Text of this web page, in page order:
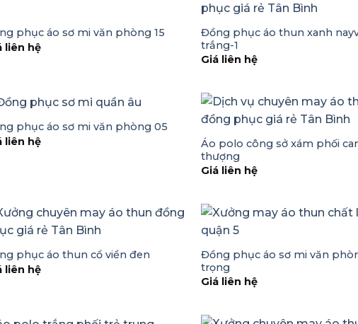
phục áo sơ mi văn phòng 15
liên hệ
Đồng phục áo thun xanh
trắng-1
Giá liên hệ
phục áo sơ mi văn phòng 05
liên hệ
Áo polo công sở xám phối
thượng
Giá liên hệ
phục áo thun cổ viền đen
liên hệ
Đồng phục áo sơ mi văn
trọng
Giá liên hệ